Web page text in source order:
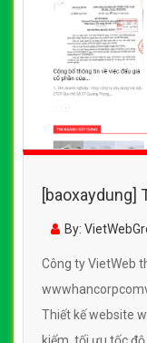
[baoxaydung]
dựng -
By:
Công ty VietWeb
Thiết kế website
kiếm, tối ưu tốc độ